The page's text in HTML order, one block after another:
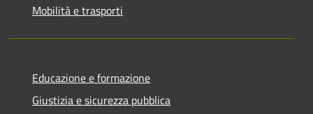
Mobilità e trasporti
Educazione e formazione
Giustizia e sicurezza pubblica